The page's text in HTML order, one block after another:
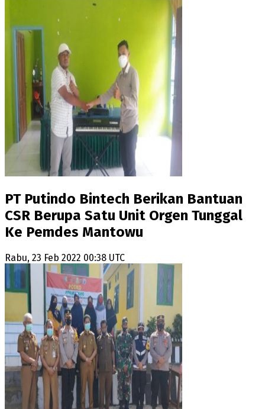
PT Putindo Bintech Berikan Bantuan
CSR Berupa Satu Unit Orgen Tunggal
Ke Pemdes Mantowu
Rabu, 23 Feb 2022 00:38 UTC